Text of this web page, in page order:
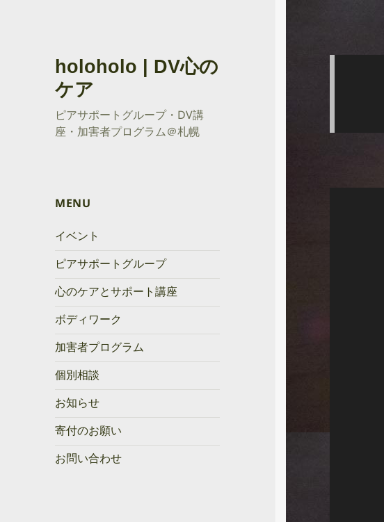
holoholo | DV心の
ケア
ピアサポートグループ・DV講
座・加害者プログラム＠札幌
MENU
イベント
ピアサポートグループ
心のケアとサポート講座
ボディワーク
加害者プログラム
個別相談
お知らせ
寄付のお願い
お問い合わせ